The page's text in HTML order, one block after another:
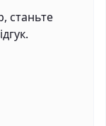
станьте